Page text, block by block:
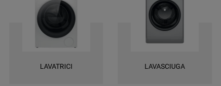
una garanzia di 2 anni su tutti i ricambi e la certezza di ottenere le
massime prestazioni.
LAVATRICI LAVASCIUGA